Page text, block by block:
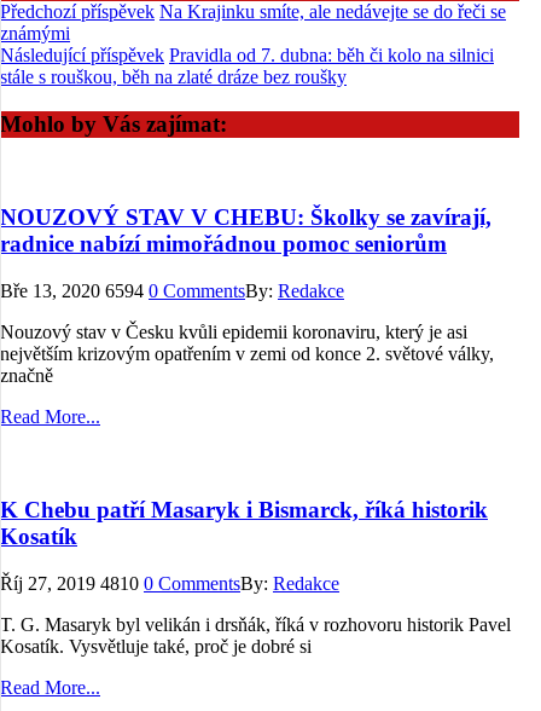
Předchozí příspěvek Na Krajinku smíte, ale nedávejte se do řeči se
známými
Následující příspěvek Pravidla od 7. dubna: běh či kolo na silnici
stále s rouškou, běh na zlaté dráze bez roušky
Mohlo by Vás zajímat:
NOUZOVÝ STAV V CHEBU: Školky se zavírají,
radnice nabízí mimořádnou pomoc seniorům
Bře 13, 2020 6594 0 CommentsBy: Redakce
Nouzový stav v Česku kvůli epidemii koronaviru, který je asi
největším krizovým opatřením v zemi od konce 2. světové války,
značně
Read More...
K Chebu patří Masaryk i Bismarck, říká historik
Kosatík
Říj 27, 2019 4810 0 CommentsBy: Redakce
T. G. Masaryk byl velikán i drsňák, říká v rozhovoru historik Pavel
Kosatík. Vysvětluje také, proč je dobré si
Read More...